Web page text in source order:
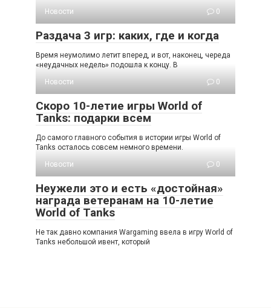
Новости
0
Раздача 3 игр: каких, где и когда
Время неумолимо летит вперед, и вот, наконец, череда
«неудачных недель» подошла к концу. В
Новости
0
Скоро 10-летие игры World of
Tanks: подарки всем
До самого главного события в истории игры World of
Tanks осталось совсем немного времени.
Новости
0
Неужели это и есть «достойная»
награда ветеранам на 10-летие
World of Tanks
Не так давно компания Wargaming ввела в игру World of
Tanks небольшой ивент, который